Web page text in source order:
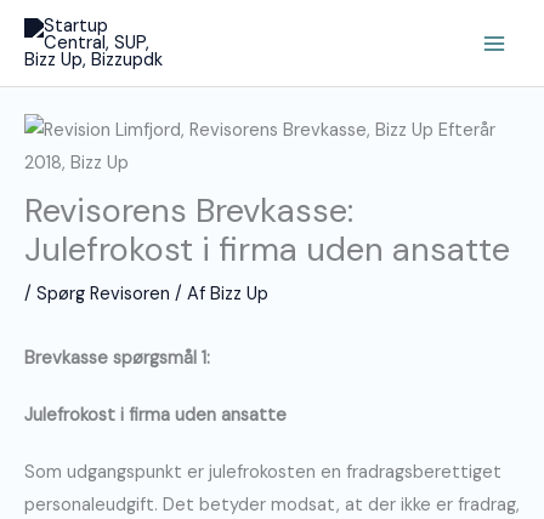
indholdet
Revisorens Brevkasse:
Julefrokost i firma uden ansatte
/ Spørg Revisoren / Af Bizz Up
Brevkasse spørgsmål 1:
Julefrokost i firma uden ansatte
Som udgangspunkt er julefrokosten en fradragsberettiget
personaleudgift. Det betyder modsat, at der ikke er fradrag,